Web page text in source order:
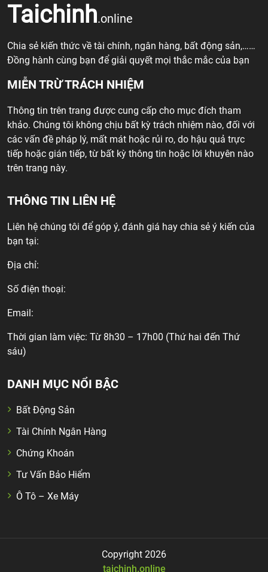
Taichinh.online
Chia sẻ kiến thức về tài chính, ngân hàng, bất động sản,……
Đồng hành cùng bạn để giải quyết mọi thắc mắc của bạn
MIỄN TRỪ TRÁCH NHIỆM
Thông tin trên trang được cung cấp cho mục đích tham
khảo. Chúng tôi không chịu bất kỳ trách nhiệm nào, đối với
các vấn đề pháp lý, mất mát hoặc rủi ro, do hậu quả trực
tiếp hoặc gián tiếp, từ bất kỳ thông tin hoặc lời khuyên nào
trên trang này.
THÔNG TIN LIÊN HỆ
Liên hệ chúng tôi để góp ý, đánh giá hay chia sẻ ý kiến của
bạn tại:
Địa chỉ:
Số điện thoại:
Email:
Thời gian làm việc: Từ 8h30 – 17h00 (Thứ hai đến Thứ
sáu)
DANH MỤC NỔI BẬC
Bất Động Sản
Tài Chính Ngân Hàng
Chứng Khoán
Tư Vấn Bảo Hiểm
Ô Tô – Xe Máy
Copyright 2026
taichinh.online